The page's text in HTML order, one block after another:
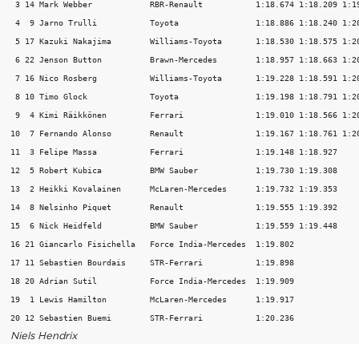
3 14 Mark Webber            RBR-Renault           1:18.674 1:18.209
4  9 Jarno Trulli           Toyota                1:18.886 1:18.240
5 17 Kazuki Nakajima        Williams-Toyota       1:18.530 1:18.575
6 22 Jenson Button          Brawn-Mercedes        1:18.957 1:18.663
7 16 Nico Rosberg           Williams-Toyota       1:19.228 1:18.591
8 10 Timo Glock             Toyota                1:19.198 1:18.791
9  4 Kimi Räikkönen         Ferrari               1:19.010 1:18.566
10  7 Fernando Alonso        Renault               1:19.167 1:18.761
11  3 Felipe Massa           Ferrari               1:19.148 1:18.927
12  5 Robert Kubica          BMW Sauber            1:19.730 1:19.308
13  2 Heikki Kovalainen      McLaren-Mercedes      1:19.732 1:19.353
14  8 Nelsinho Piquet        Renault               1:19.555 1:19.392
15  6 Nick Heidfeld          BMW Sauber            1:19.559 1:19.448
16 21 Giancarlo Fisichella   Force India-Mercedes  1:19.802
17 11 Sebastien Bourdais     STR-Ferrari           1:19.898
18 20 Adrian Sutil           Force India-Mercedes  1:19.909
19  1 Lewis Hamilton         McLaren-Mercedes      1:19.917
Niels Hendrix